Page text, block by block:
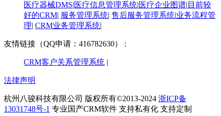
医疗器械DMS|医疗信息管理系统|医疗企业图谱| ​目前较
好的CRM| 服务管理系统| 售后服务管理系统|业务流程管
理| CRM业务管理系统|
友情链接（QQ申请：416782630） :
CRM客户关系管理系统 |
法律声明
杭州八骏科技有限公司 版权所有©2013-2024 浙ICP备
13031748号-1 专业国产CRM软件 支持私有化 支持定制